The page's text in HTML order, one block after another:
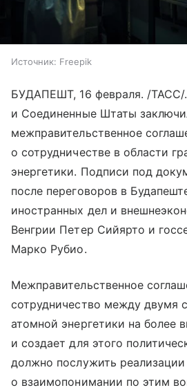
Источник: Freepik
БУДАПЕШТ, 16 февраля. /ТАСС/.
и Соединенные Штаты
межправительственное
о сотрудничестве в области
энергетики. Подписи под
после переговоров в
иностранных дел и
Венгрии Петер Сийярто и
Марко Рубио.
Межправительственное
сотрудничество между двумя
атомной энергетики на более
и создает для этого
должно послужить
о взаимопонимании по этим